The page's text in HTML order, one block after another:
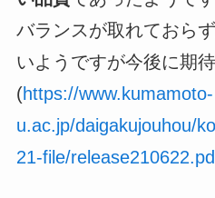
バランスが取れておら
いようですが今後に期
(https://www.kumamoto-
u.ac.jp/daigakujouhou/
21-file/